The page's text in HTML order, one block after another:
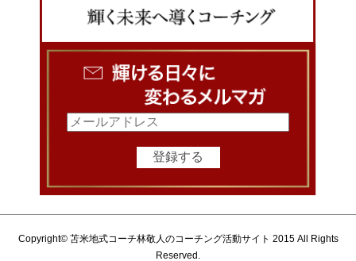
Copyright© 苫米地式コーチ林敬人のコーチング活動サイト 2015 All Rights
Reserved.